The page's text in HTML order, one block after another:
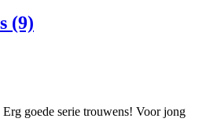
(9)
goede serie trouwens! Voor jong